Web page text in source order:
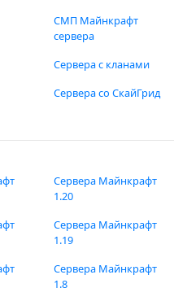
СМП Майнкрафт
сервера
Сервера с кланами
Сервера со СкайГрид
Сервера Майнкрафт
1.20
Сервера Майнкрафт
1.19
Сервера Майнкрафт
1.8